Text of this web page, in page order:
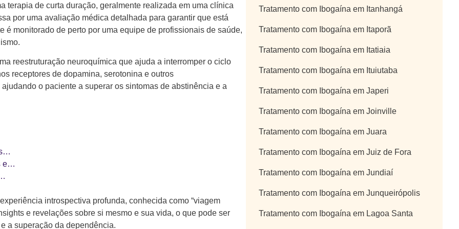
terapia de curta duração, geralmente realizada em uma clínica
por uma avaliação médica detalhada para garantir que está
é monitorado de perto por uma equipe de profissionais de saúde,
reestruturação neuroquímica que ajuda a interromper o ciclo
receptores de dopamina, serotonina e outros
o paciente a superar os sintomas de abstinência e a
e…
introspectiva profunda, conhecida como “viagem
e revelações sobre si mesmo e sua vida, o que pode ser
a superação da dependência.
Tratamento com Ibogaína em Itanhangá
Tratamento com Ibogaína em Itaporã
Tratamento com Ibogaína em Itatiaia
Tratamento com Ibogaína em Ituiutaba
Tratamento com Ibogaína em Japeri
Tratamento com Ibogaína em Joinville
Tratamento com Ibogaína em Juara
Tratamento com Ibogaína em Juiz de Fora
Tratamento com Ibogaína em Jundiaí
Tratamento com Ibogaína em Junqueirópolis
Tratamento com Ibogaína em Lagoa Santa